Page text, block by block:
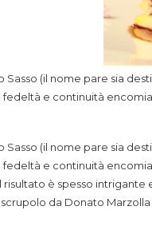
Sasso (il nome pare sia
e continuità
Sasso (il nome pare sia
e continuità
risultato è spesso
da Donato